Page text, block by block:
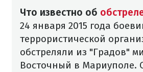
Что известно об
24 января 2015 года
террористической
обстреляли из "Градов"
Восточный в Мариуполе.